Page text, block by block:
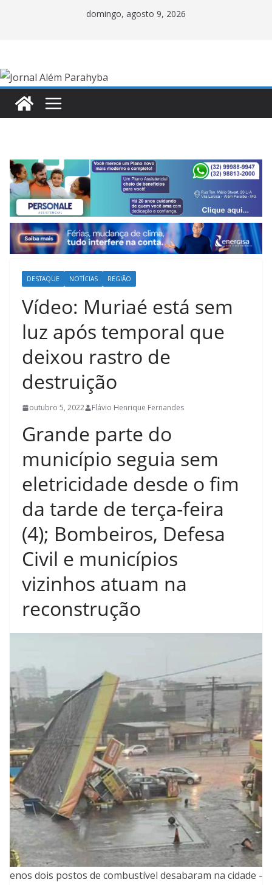
domingo, agosto 9, 2026
DESTAQUE NOTÍCIAS REGIÃO
Vídeo: Muriaé está sem
luz após temporal que
deixou rastro de
destruição
outubro 5, 2022 Flávio Henrique Fernandes
Grande parte do
município seguia sem
eletricidade desde o fim
da tarde de terça-feira
(4); Bombeiros, Defesa
Civil e municípios
vizinhos atuam na
reconstrução
dois postos de combustível desabaram na cidade —